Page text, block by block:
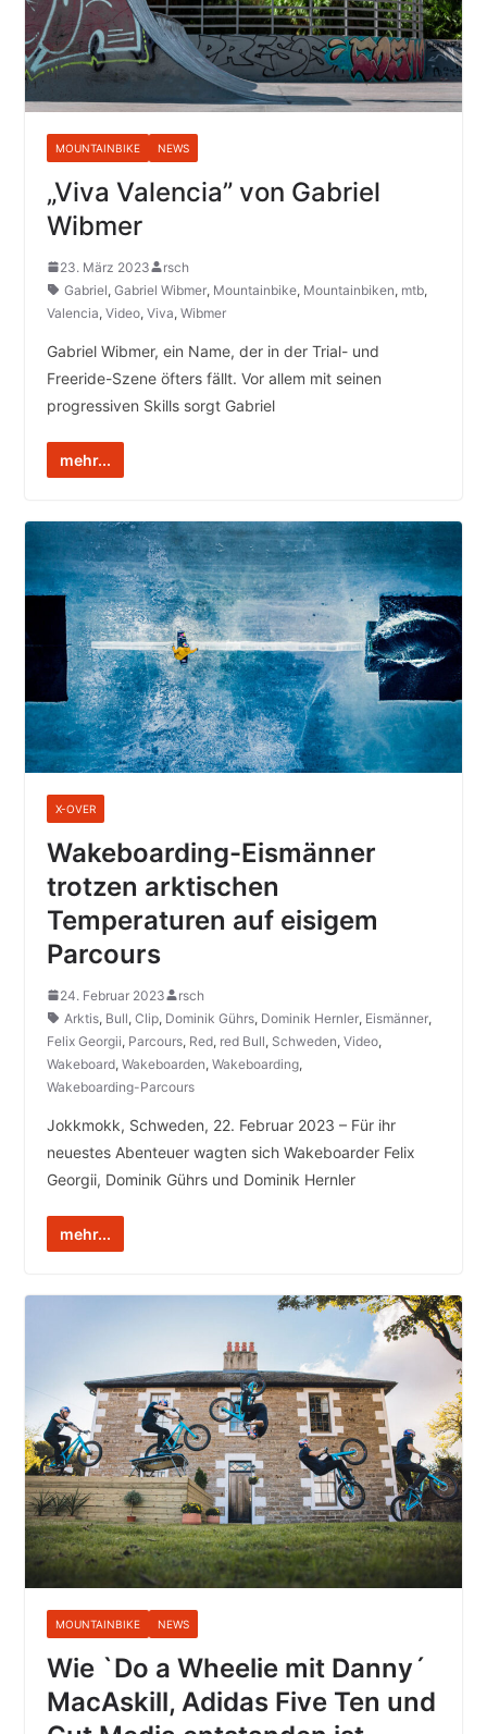
MOUNTAINBIKE NEWS
„Viva Valencia” von Gabriel
Wibmer
23. März 2023
rsch
Gabriel, Gabriel Wibmer, Mountainbike, Mountainbiken, mtb,
Valencia, Video, Viva, Wibmer
Gabriel Wibmer, ein Name, der in der Trial- und
Freeride-Szene öfters fällt. Vor allem mit seinen
progressiven Skills sorgt Gabriel
mehr...
X-OVER
Wakeboarding-Eismänner
trotzen arktischen
Temperaturen auf eisigem
Parcours
24. Februar 2023
rsch
Arktis, Bull, Clip, Dominik Gührs, Dominik Hernler, Eismänner,
Felix Georgii, Parcours, Red, red Bull, Schweden, Video,
Wakeboard, Wakeboarden, Wakeboarding,
Wakeboarding-Parcours
Jokkmokk, Schweden, 22. Februar 2023 – Für ihr
neuestes Abenteuer wagten sich Wakeboarder Felix
Georgii, Dominik Gührs und Dominik Hernler
mehr...
MOUNTAINBIKE NEWS
Wie `Do a Wheelie mit Danny´
MacAskill, Adidas Five Ten und